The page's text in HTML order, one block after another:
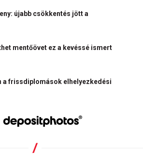
újabb csökkentés jött a
mentőövet ez a kevéssé ismert
a frissdiplomások elhelyezkedési